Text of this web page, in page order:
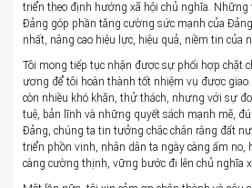
triển theo định hướng xã hội chủ nghĩa. Những
Đảng góp phần tăng cường sức mạnh của
nhất, nâng cao hiệu lực, hiệu quả, niềm tin của
Tôi mong tiếp tục nhận được sự phối hợp chặt
ương để tôi hoàn thành tốt nhiệm vụ được
còn nhiều khó khăn, thử thách, nhưng với sự
tuệ, bản lĩnh và những quyết sách mạnh mẽ,
Đảng, chúng ta tin tưởng chắc chắn rằng đất
triển phồn vinh, nhân dân ta ngày càng ấm no,
càng cường thịnh, vững bước đi lên chủ nghĩa